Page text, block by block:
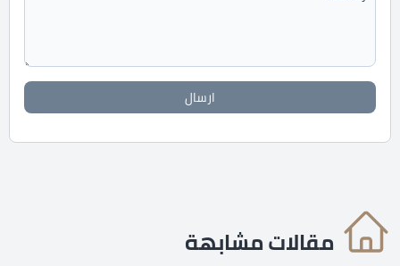
ارسال
مقالات مشابهة